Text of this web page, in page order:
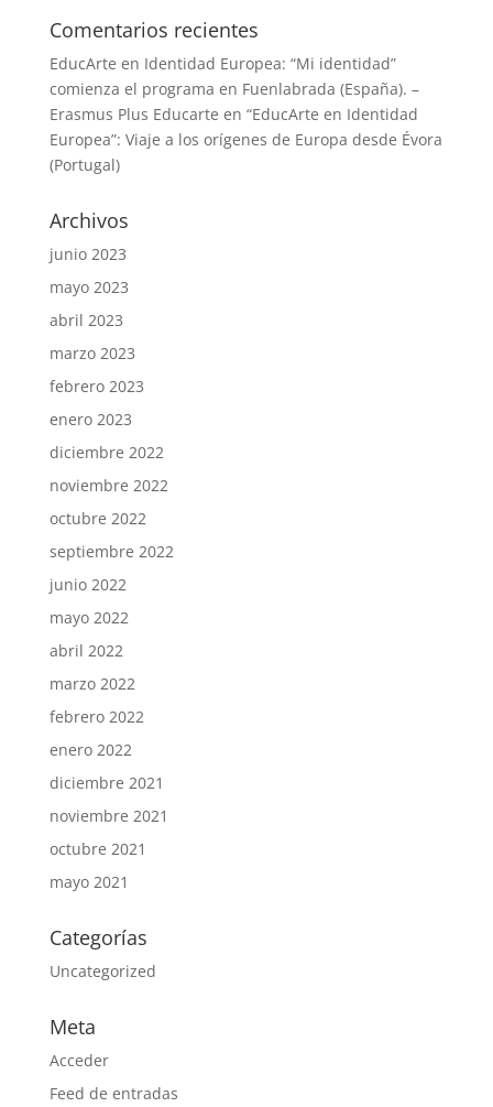
Comentarios recientes
EducArte en Identidad Europea: “Mi identidad”
comienza el programa en Fuenlabrada (España). –
Erasmus Plus Educarte en “EducArte en Identidad
Europea”: Viaje a los orígenes de Europa desde Évora
(Portugal)
Archivos
junio 2023
mayo 2023
abril 2023
marzo 2023
febrero 2023
enero 2023
diciembre 2022
noviembre 2022
octubre 2022
septiembre 2022
junio 2022
mayo 2022
abril 2022
marzo 2022
febrero 2022
enero 2022
diciembre 2021
noviembre 2021
octubre 2021
mayo 2021
Categorías
Uncategorized
Meta
Acceder
Feed de entradas